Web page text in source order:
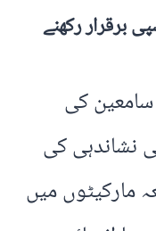
برقرار رکھنے
کی
نشاندہی کی
مطالعہ مارکیٹوں میں